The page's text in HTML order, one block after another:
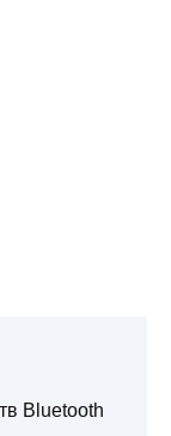
Bluetooth